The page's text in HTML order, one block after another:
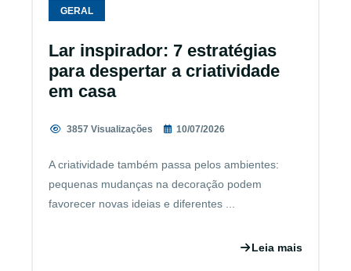
GERAL
Lar inspirador: 7 estratégias
para despertar a criatividade
em casa
3857 Visualizações 10/07/2026
A criatividade também passa pelos ambientes:
pequenas mudanças na decoração podem
favorecer novas ideias e diferentes ...
Leia mais